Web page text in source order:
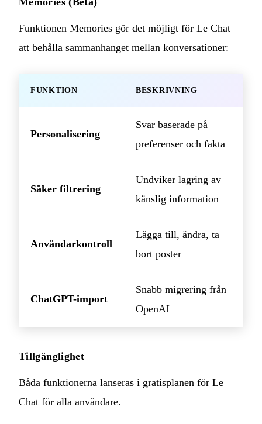
Funktionen Memories gör det möjligt för Le Chat
att behålla sammanhanget mellan konversationer:
FUNKTION BESKRIVNING
Personalisering
Svar baserade på
preferenser och fakta
Säker filtrering
Undviker lagring av
känslig information
Användarkontroll
Lägga till, ändra, ta
bort poster
ChatGPT-import
Snabb migrering från
OpenAI
Tillgänglighet
Båda funktionerna lanseras i gratisplanen för Le
Chat för alla användare.